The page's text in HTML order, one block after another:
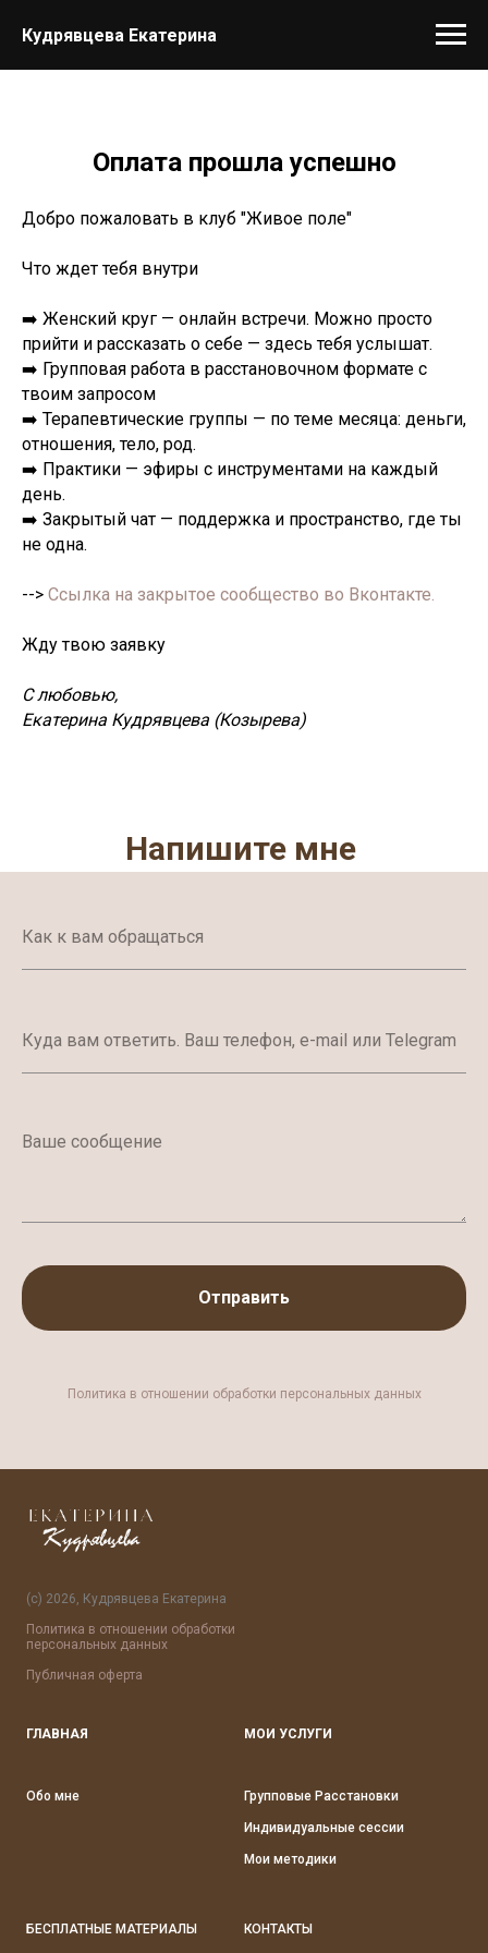
Кудрявцева Екатерина
Оплата прошла успешно
Добро пожаловать в клуб "Живое поле"
Что ждет тебя внутри
➡️ Женский круг — онлайн встречи. Можно просто
прийти и рассказать о себе — здесь тебя услышат.
➡️ Групповая работа в расстановочном формате с
твоим запросом
➡️ Терапевтические группы — по теме месяца: деньги,
отношения, тело, род.
➡️ Практики — эфиры с инструментами на каждый
день.
➡️ Закрытый чат — поддержка и пространство, где ты
не одна.
--> Ссылка на закрытое сообщество во Вконтакте.
Жду твою заявку
С любовью,
Екатерина Кудрявцева (Козырева)
Напишите мне
Отправить
Политика в отношении обработки персональных данных
(с) 2026, Кудрявцева Екатерина
Политика в отношении обработки
персональных данных
Публичная оферта
ГЛАВНАЯ
Обо мне
МОИ УСЛУГИ
Групповые Расстановки
Индивидуальные сессии
Мои методики
БЕСПЛАТНЫЕ МАТЕРИАЛЫ КОНТАКТЫ